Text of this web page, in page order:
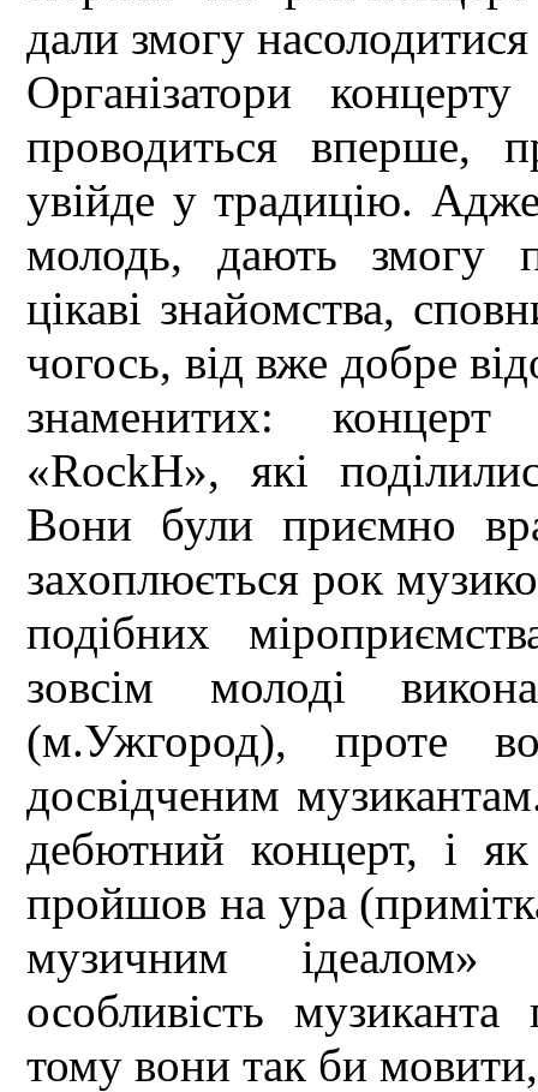
дали змогу
Організатори
проводиться вперше,
увійде у традицію.
молодь, дають змогу
цікаві знайомства,
чогось, від вже добре
знаменитих: концерт
«RockH», які
Вони були приємно
захоплюється рок
подібних
зовсім молоді
(м.Ужгород), проте
досвідченим
дебютний концерт, і
пройшов на ура
музичним
особливість
тому вони так би